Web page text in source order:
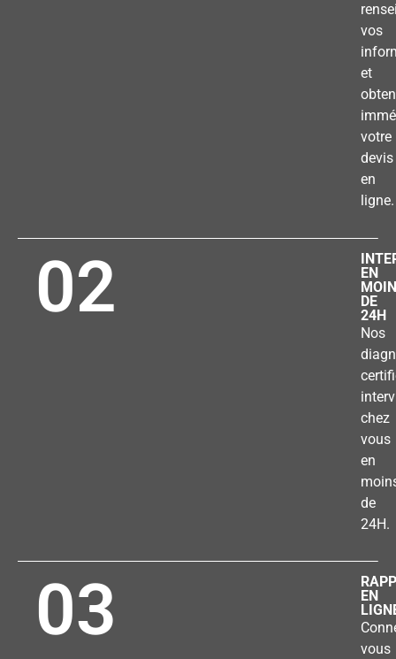
vos
et
votre
devis
en
ligne.
02
EN
DE
24H
Nos
chez
vous
en
de
24H.
03
EN
vous